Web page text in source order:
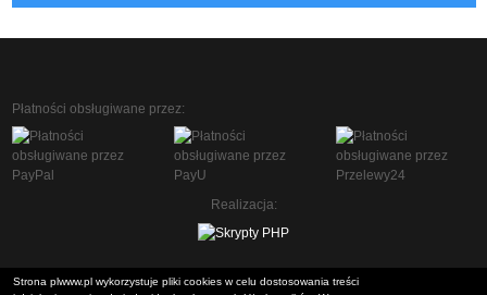
Płatności obsługiwane przez:
Realizacja:
Strona plwww.pl wykorzystuje pliki cookies w celu dostosowania treści